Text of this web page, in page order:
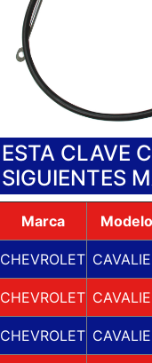
ESTA CLAVE
SIGUIENTES
Marca Modelo
CHEVROLET
CHEVROLET
CHEVROLET